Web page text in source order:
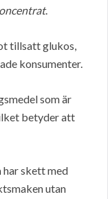
.
tillsatt glukos,
konsumenter.
som är
betyder att
har skett med
utan